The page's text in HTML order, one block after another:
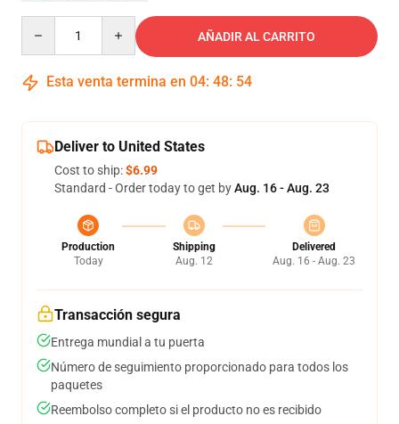
AÑADIR AL CARRITO
Esta venta termina en 04: 48: 53
Deliver to United States
Cost to ship:$6.99
Standard - Order today to get byAug. 16 - Aug. 23
Production
Today
Shipping
Aug. 12
Delivered
Aug. 16 - Aug. 23
Transacción segura
Entrega mundial a tu puerta
Número de seguimiento proporcionado para todos los
paquetes
Reembolso completo si el producto no es recibido